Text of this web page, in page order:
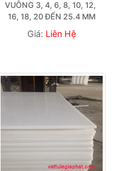
VUÔNG 3, 4, 6, 8, 10, 12,
16, 18, 20 ĐẾN 25.4 MM
Giá: Liên Hệ